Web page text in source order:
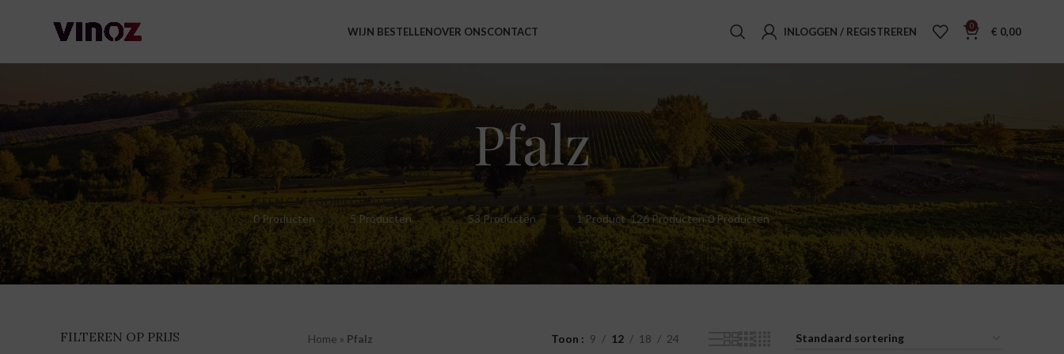
WIJN BESTELLENOVER ONSCONTACT INLOGGEN / REGISTREREN 0 € 0,00
Pfalz
GEEN CATEGORIE
0 Producten
GROTE FLESSEN WIJN
5 Producten
53 Producten
1 Product 126 Producten
WIJNACCESSOIRES
0 Producten
FILTEREN OP PRIJS Home » Pfalz Toon 9 12 18 24